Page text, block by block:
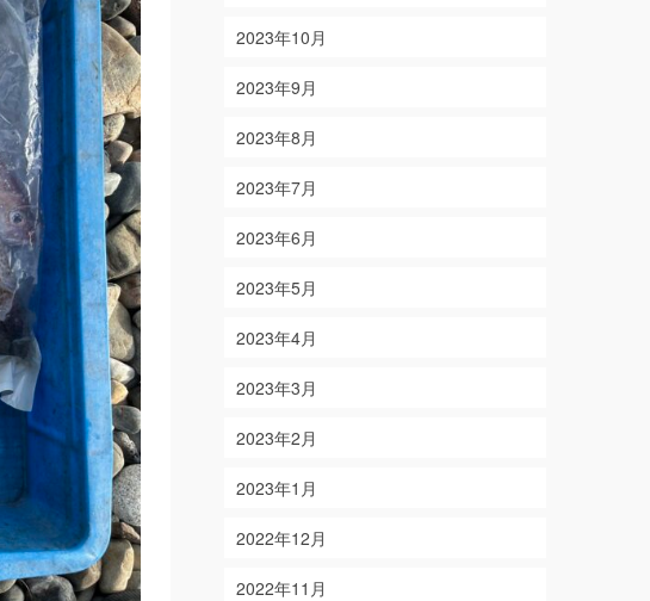
2023年10月
2023年9月
2023年8月
2023年7月
2023年6月
2023年5月
2023年4月
2023年3月
2023年2月
2023年1月
2022年12月
2022年11月